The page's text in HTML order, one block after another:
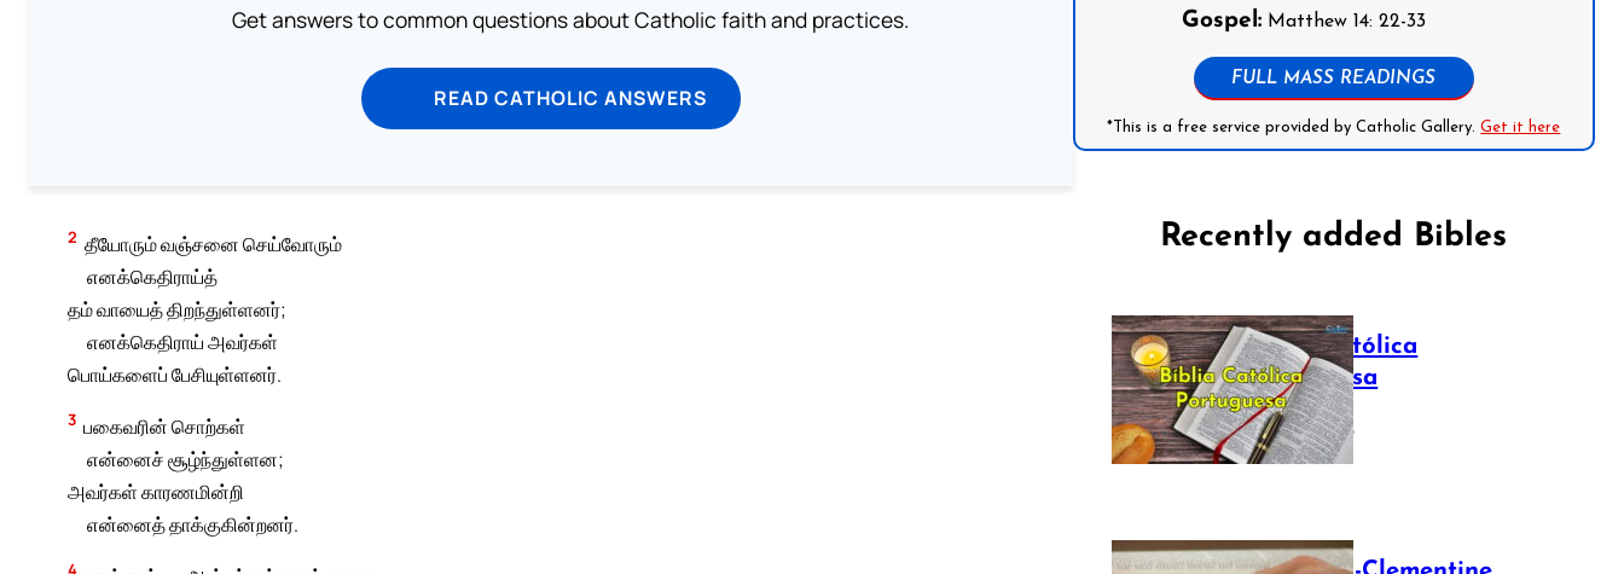
Get answers to common questions about Catholic faith and practices.
READ CATHOLIC ANSWERS
2 தீயோரும் வஞ்சனை செய்வோரும்
எனக்கெதிராய்த்
தம் வாயைத் திறந்துள்ளனர்;
எனக்கெதிராய் அவர்கள்
பொய்களைப் பேசியுள்ளனர்.
3 பகைவரின் சொற்கள்
என்னைச் சூழ்ந்துள்ளன;
அவர்கள் காரணமின்றி
என்னைத் தாக்குகின்றனர்.
4
Gospel:Matthew 14: 22-33
FULL MASS READINGS
*This is a free service provided by Catholic Gallery.Get it here
Recently added Bibles
Bíblia Católica
Portuguesa
July 16, 2025